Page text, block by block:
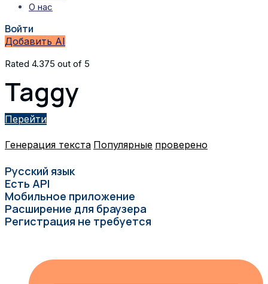
О нас
Войти
Добавить AI
Rated 4.375 out of 5
Taggy
Перейти
Генерация текста Популярные проверено
Русский язык
Есть API
Мобильное приложение
Расширение для браузера
Регистрация не требуется